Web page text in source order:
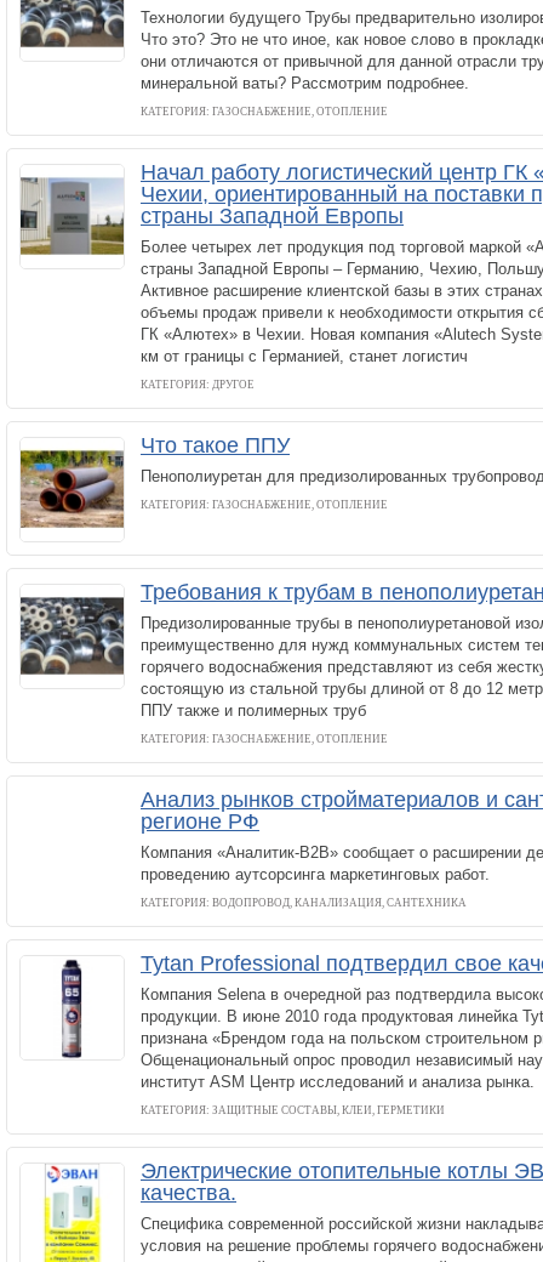
Технологии будущего Трубы предварительно
Что это? Это не что иное, как новое слово в
они отличаются от привычной для данной отрасли
минеральной ваты? Рассмотрим подробнее.
КАТЕГОРИЯ: ГАЗОСНАБЖЕНИЕ, ОТОПЛЕНИЕ
Начал работу логистический центр ГК
Чехии, ориентированный на поставки
страны Западной Европы
Более четырех лет продукция под торговой маркой
страны Западной Европы – Германию, Чехию,
Активное расширение клиентской базы в этих
объемы продаж привели к необходимости открытия
ГК «Алютех» в Чехии. Новая компания «Alutech
км от границы с Германией, станет логистич
КАТЕГОРИЯ: ДРУГОЕ
Что такое ППУ
Пенополиуретан для предизолированных
КАТЕГОРИЯ: ГАЗОСНАБЖЕНИЕ, ОТОПЛЕНИЕ
Требования к трубам в
Предизолированные трубы в пенополиуретановой
преимущественно для нужд коммунальных систем
горячего водоснабжения представляют из себя
состоящую из стальной трубы длиной от 8 до 12
ППУ также и полимерных труб
КАТЕГОРИЯ: ГАЗОСНАБЖЕНИЕ, ОТОПЛЕНИЕ
Анализ рынков стройматериалов и
регионе РФ
Компания «Аналитик-В2В» сообщает о расширении
проведению аутсорсинга маркетинговых работ.
КАТЕГОРИЯ: ВОДОПРОВОД, КАНАЛИЗАЦИЯ, САНТЕХНИКА
Tytan Professional подтвердил свое
Компания Selena в очередной раз подтвердила
продукции. В июне 2010 года продуктовая линейка
признана «Брендом года на польском строительном
Общенациональный опрос проводил независимый
институт ASM Центр исследований и анализа рынка.
КАТЕГОРИЯ: ЗАЩИТНЫЕ СОСТАВЫ, КЛЕИ, ГЕРМЕТИКИ
Электрические отопительные котлы
качества.
Специфика современной российской жизни
условия на решение проблемы горячего